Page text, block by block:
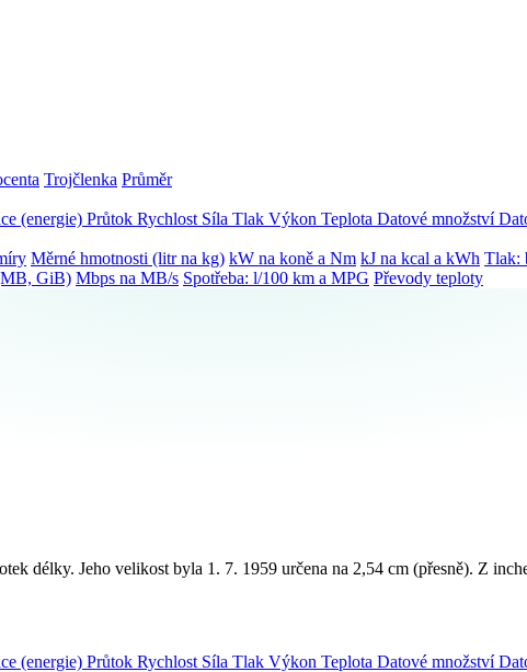
Trojčlenka Průměr
(energie) Průtok Rychlost Síla Tlak Výkon Teplota Datové množství
Měrné hmotnosti (litr na kg) kW na koně a Nm kJ na kcal a kWh Tlak:
GiB) Mbps na MB/s Spotřeba: l/100 km a MPG Převody teploty
délky. Jeho velikost byla 1. 7. 1959 určena na 2,54 cm (přesně). Z
(energie) Průtok Rychlost Síla Tlak Výkon Teplota Datové množství